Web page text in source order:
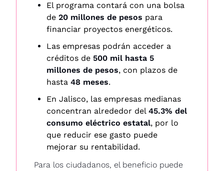
El programa contará con una bolsa
de 20 millones de pesos para
financiar proyectos energéticos.
Las empresas podrán acceder a
créditos de 500 mil hasta 5
millones de pesos, con plazos de
hasta 48 meses.
En Jalisco, las empresas medianas
concentran alrededor del 45.3% del
consumo eléctrico estatal, por lo
que reducir ese gasto puede
mejorar su rentabilidad.
Para los ciudadanos, el beneficio puede